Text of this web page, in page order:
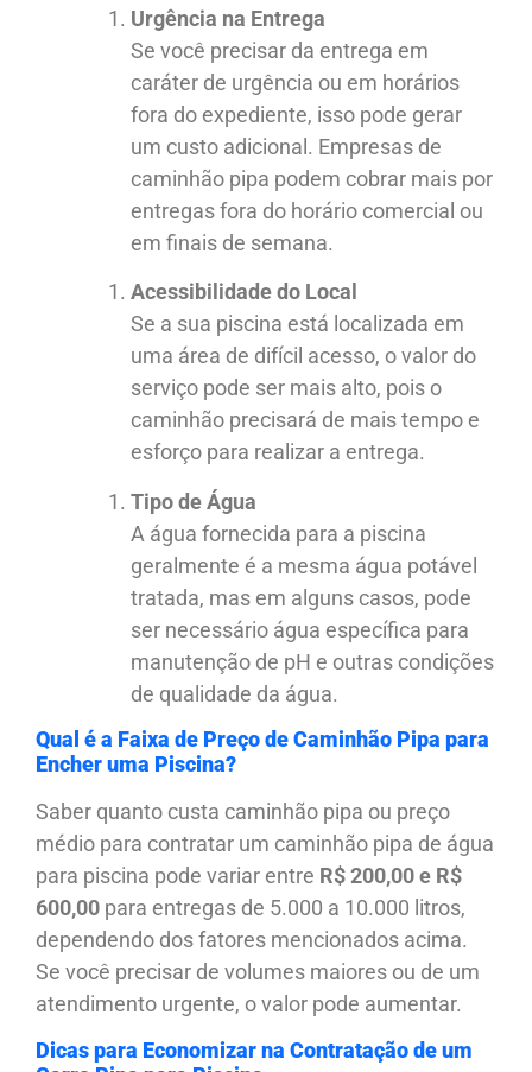
Urgência na Entrega
Se você precisar da entrega em
caráter de urgência ou em horários
fora do expediente, isso pode gerar
um custo adicional. Empresas de
caminhão pipa podem cobrar mais por
entregas fora do horário comercial ou
em finais de semana.
Acessibilidade do Local
Se a sua piscina está localizada em
uma área de difícil acesso, o valor do
serviço pode ser mais alto, pois o
caminhão precisará de mais tempo e
esforço para realizar a entrega.
Tipo de Água
A água fornecida para a piscina
geralmente é a mesma água potável
tratada, mas em alguns casos, pode
ser necessário água específica para
manutenção de pH e outras condições
de qualidade da água.
Qual é a Faixa de Preço de Caminhão Pipa para
Encher uma Piscina?
Saber quanto custa caminhão pipa ou preço
médio para contratar um caminhão pipa de água
para piscina pode variar entre R$ 200,00 e R$
600,00 para entregas de 5.000 a 10.000 litros,
dependendo dos fatores mencionados acima.
Se você precisar de volumes maiores ou de um
atendimento urgente, o valor pode aumentar.
Dicas para Economizar na Contratação de um